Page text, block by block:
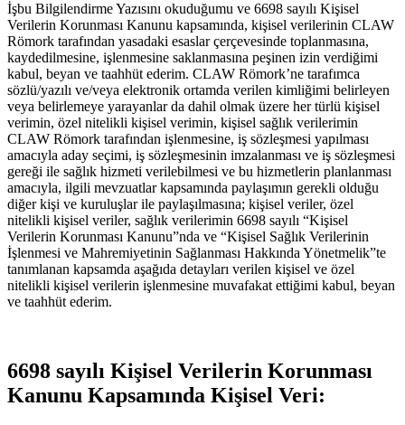
İşbu Bilgilendirme Yazısını okuduğumu ve 6698 sayılı Kişisel
Verilerin Korunması Kanunu kapsamında, kişisel verilerinin CLAW
Römork tarafından yasadaki esaslar çerçevesinde toplanmasına,
kaydedilmesine, işlenmesine saklanmasına peşinen izin verdiğimi
kabul, beyan ve taahhüt ederim. CLAW Römork’ne tarafımca
sözlü/yazılı ve/veya elektronik ortamda verilen kimliğimi belirleyen
veya belirlemeye yarayanlar da dahil olmak üzere her türlü kişisel
verimin, özel nitelikli kişisel verimin, kişisel sağlık verilerimin
CLAW Römork tarafından işlenmesine, iş sözleşmesi yapılması
amacıyla aday seçimi, iş sözleşmesinin imzalanması ve iş sözleşmesi
gereği ile sağlık hizmeti verilebilmesi ve bu hizmetlerin planlanması
amacıyla, ilgili mevzuatlar kapsamında paylaşımın gerekli olduğu
diğer kişi ve kuruluşlar ile paylaşılmasına; kişisel veriler, özel
nitelikli kişisel veriler, sağlık verilerimin 6698 sayılı “Kişisel
Verilerin Korunması Kanunu”nda ve “Kişisel Sağlık Verilerinin
İşlenmesi ve Mahremiyetinin Sağlanması Hakkında Yönetmelik”te
tanımlanan kapsamda aşağıda detayları verilen kişisel ve özel
nitelikli kişisel verilerin işlenmesine muvafakat ettiğimi kabul, beyan
ve taahhüt ederim.
6698 sayılı Kişisel Verilerin Korunması
Kanunu Kapsamında Kişisel Veri: